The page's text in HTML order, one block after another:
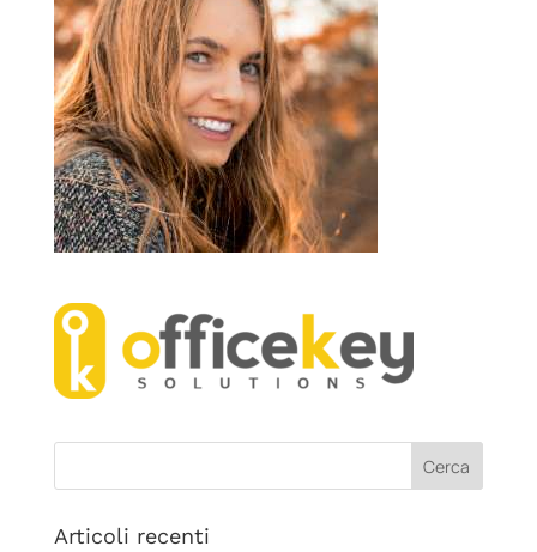
Articoli recenti